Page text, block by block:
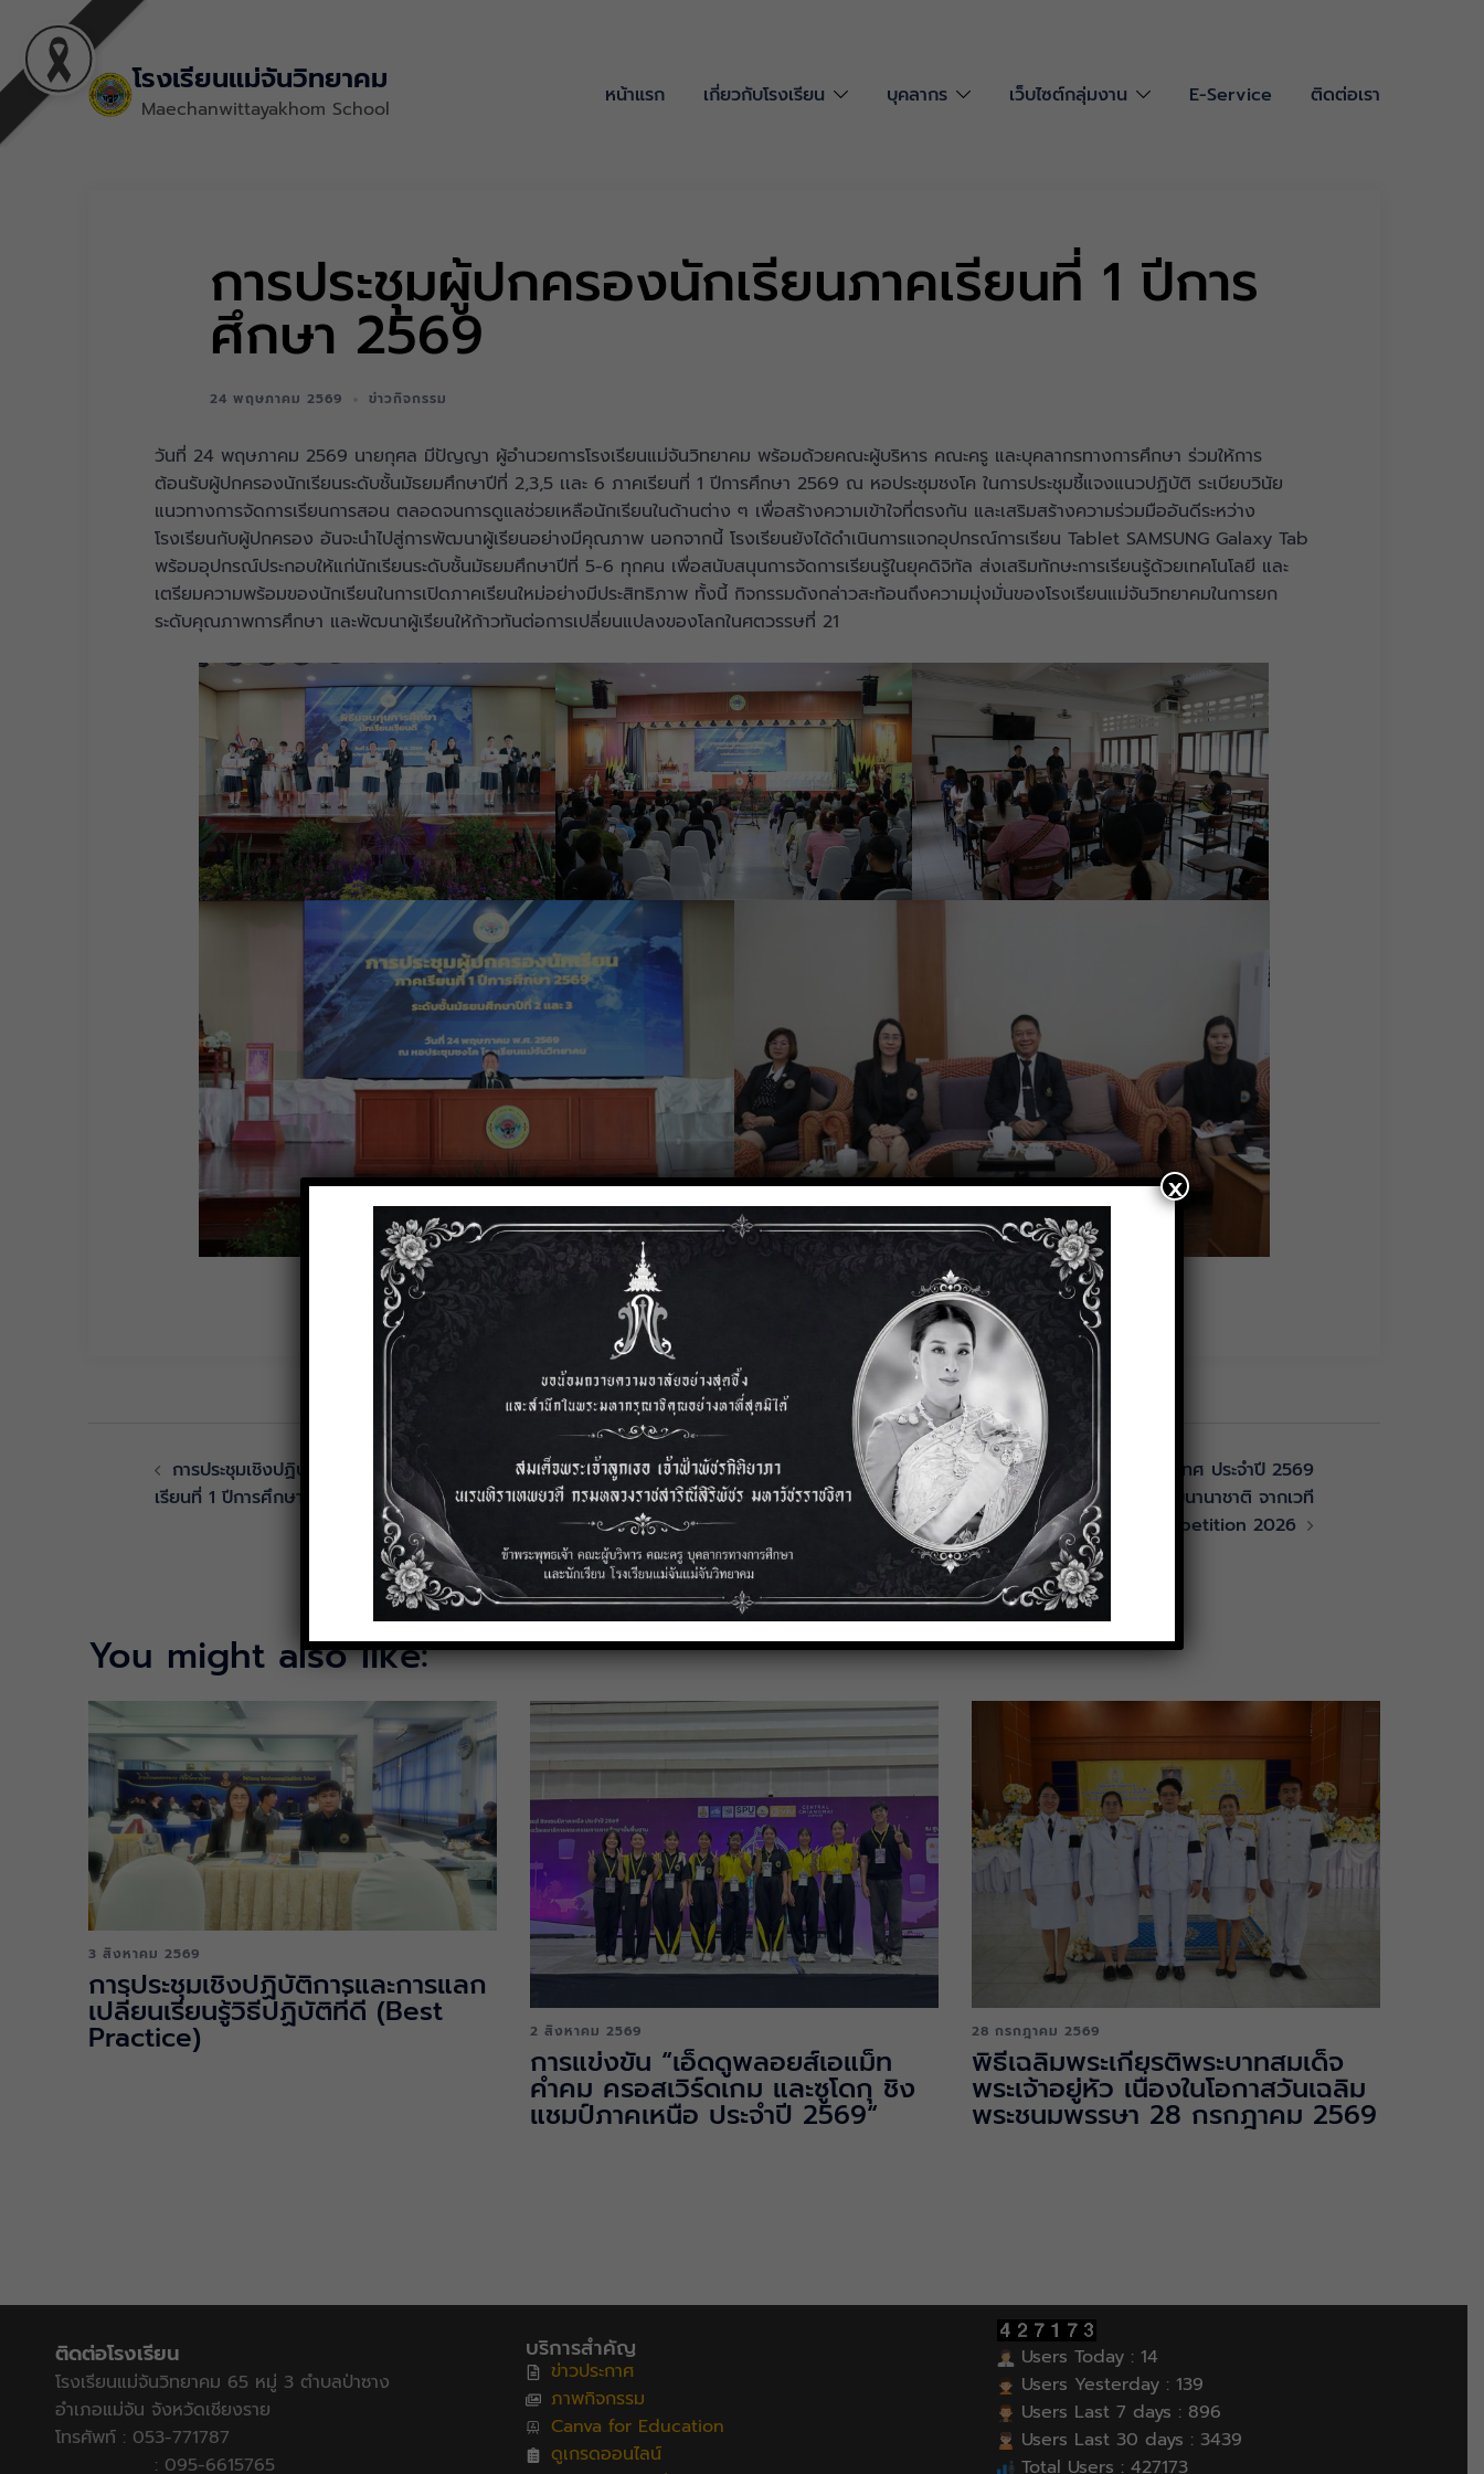
โรงเรียนแม่จันวิทยาคม
Maechanwittayakhom School
หน้าแรก เกี่ยวกับโรงเรียน บุคลากร เว็บไซต์กลุ่มงาน E-Service ติดต่อเรา
การประชุมผู้ปกครองนักเรียนภาคเรียนที่ 1 ปีการ
ศึกษา 2569
24 พฤษภาคม 2569 ข่าวกิจกรรม
วันที่ 24 พฤษภาคม 2569 นายกุศล มีปัญญา ผู้อำนวยการโรงเรียนแม่จันวิทยาคม พร้อมด้วยคณะผู้บริหาร คณะครู และบุคลากรทางการศึกษา ร่วมให้การ
ต้อนรับผู้ปกครองนักเรียนระดับชั้นมัธยมศึกษาปีที่ 2,3,5 เเละ 6 ภาคเรียนที่ 1 ปีการศึกษา 2569 ณ หอประชุมชงโค ในการประชุมชี้แจงแนวปฏิบัติ ระเบียบวินัย
แนวทางการจัดการเรียนการสอน ตลอดจนการดูแลช่วยเหลือนักเรียนในด้านต่าง ๆ เพื่อสร้างความเข้าใจที่ตรงกัน และเสริมสร้างความร่วมมืออันดีระหว่าง
โรงเรียนกับผู้ปกครอง อันจะนำไปสู่การพัฒนาผู้เรียนอย่างมีคุณภาพ นอกจากนี้ โรงเรียนยังได้ดำเนินการแจกอุปกรณ์การเรียน Tablet SAMSUNG Galaxy Tab
พร้อมอุปกรณ์ประกอบให้แก่นักเรียนระดับชั้นมัธยมศึกษาปีที่ 5-6 ทุกคน เพื่อสนับสนุนการจัดการเรียนรู้ในยุคดิจิทัล ส่งเสริมทักษะการเรียนรู้ด้วยเทคโนโลยี และ
เตรียมความพร้อมของนักเรียนในการเปิดภาคเรียนใหม่อย่างมีประสิทธิภาพ ทั้งนี้ กิจกรรมดังกล่าวสะท้อนถึงความมุ่งมั่นของโรงเรียนแม่จันวิทยาคมในการยก
ระดับคุณภาพการศึกษา และพัฒนาผู้เรียนให้ก้าวทันต่อการเปลี่ยนแปลงของโลกในศตวรรษที่ 21
การประชุมเชิงปฏิบัติการจัดเก็บข้อมูลนักเรียนรายบุคคล (DMC) ภาค
เรียนที่ 1 ปีการศึกษา 2569
พิธีมอบเกียรติบัตรการแข่งขันคิดเลขเร็ว ระดับประเทศ ประจำปี 2569
ระดับมัธยมศึกษาตอนต้น และรางวัลชนะเลิศระดับนานาชาติ จากเวที
Medan International Mathematics Competition 2026
You might also like:
3 สิงหาคม 2569
การประชุมเชิงปฏิบัติการและการแลก
เปลี่ยนเรียนรู้วิธีปฏิบัติที่ดี (Best
Practice) 2 สิงหาคม 2569
การแข่งขัน “เอ็ดดูพลอยส์เอแม็ท
คำคม ครอสเวิร์ดเกม และซูโดกุ ชิง
แชมป์ภาคเหนือ ประจำปี 2569“
28 กรกฎาคม 2569
พิธีเฉลิมพระเกียรติพระบาทสมเด็จ
พระเจ้าอยู่หัว เนื่องในโอกาสวันเฉลิม
พระชนมพรรษา 28 กรกฎาคม 2569
ติดต่อโรงเรียน
โรงเรียนแม่จันวิทยาคม 65 หมู่ 3 ตำบลป่าซาง
อำเภอแม่จัน จังหวัดเชียงราย
โทรศัพท์ : 053-771787
: 095-6615765
บริการสำคัญ
ข่าวประกาศ
ภาพกิจกรรม
Canva for Education
ดูเกรดออนไลน์
Users Today : 14
Users Yesterday : 139
Users Last 7 days : 896
Users Last 30 days : 3439
Total Users : 427173
x